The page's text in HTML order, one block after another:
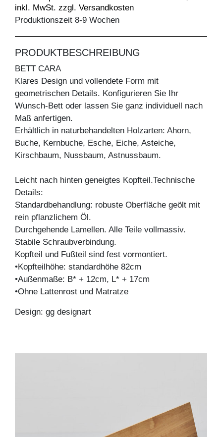
inkl. MwSt. zzgl. Versandkosten
Produktionszeit 8-9 Wochen
PRODUKTBESCHREIBUNG
BETT CARA
Klares Design und vollendete Form mit
geometrischen Details. Konfigurieren Sie Ihr
Wunsch-Bett oder lassen Sie ganz individuell nach
Maß anfertigen.
Erhältlich in naturbehandelten Holzarten: Ahorn,
Buche, Kernbuche, Esche, Eiche, Asteiche,
Kirschbaum, Nussbaum, Astnussbaum.
Leicht nach hinten geneigtes Kopfteil.Technische
Details:
Standardbehandlung: robuste Oberfläche geölt mit
rein pflanzlichem Öl.
Durchgehende Lamellen. Alle Teile vollmassiv.
Stabile Schraubverbindung.
Kopfteil und Fußteil sind fest vormontiert.
•Kopfteilhöhe: standardhöhe 82cm
•Außenmaße: B* + 12cm, L* + 17cm
•Ohne Lattenrost und Matratze
Design: gg designart